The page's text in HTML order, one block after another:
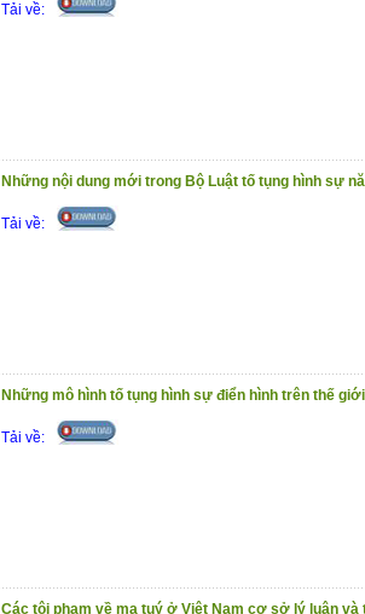
Tải về:
Những nội dung mới trong Bộ Luật tố tụng hình sự
Tải về:
Những mô hình tố tụng hình sự điển hình trên thế giới
Tải về:
Các tội phạm về ma tuý ở Việt Nam cơ sở lý luận